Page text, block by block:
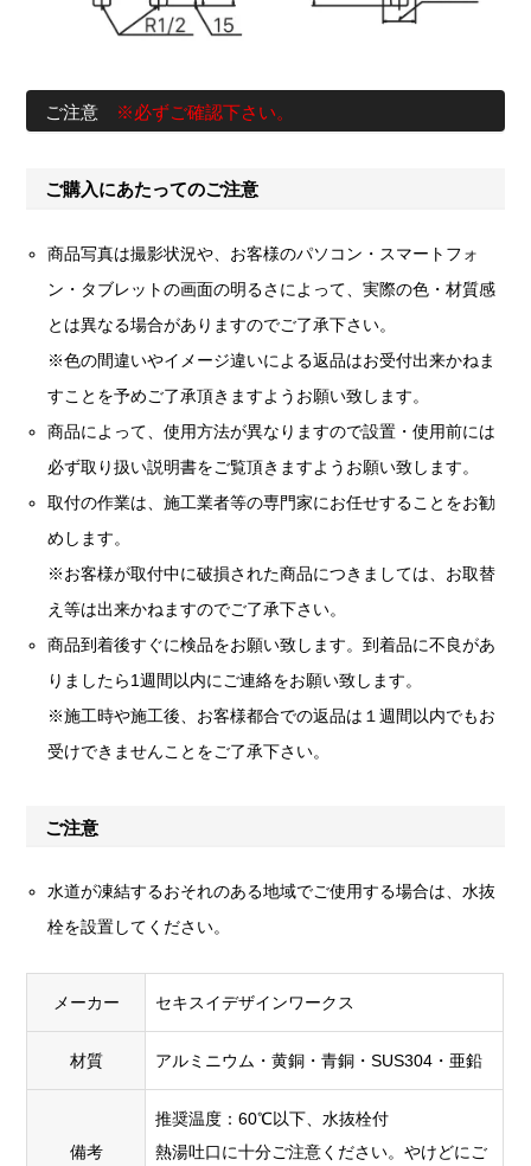
ご注意 ※必ずご確認下さい。
ご購入にあたってのご注意
商品写真は撮影状況や、お客様のパソコン・スマートフォ
ン・タブレットの画面の明るさによって、実際の色・材質感
とは異なる場合がありますのでご了承下さい。
※色の間違いやイメージ違いによる返品はお受付出来かねま
すことを予めご了承頂きますようお願い致します。
商品によって、使用方法が異なりますので設置・使用前には
必ず取り扱い説明書をご覧頂きますようお願い致します。
取付の作業は、施工業者等の専門家にお任せすることをお勧
めします。
※お客様が取付中に破損された商品につきましては、お取替
え等は出来かねますのでご了承下さい。
商品到着後すぐに検品をお願い致します。到着品に不良があ
りましたら1週間以内にご連絡をお願い致します。
※施工時や施工後、お客様都合での返品は１週間以内でもお
受けできませんことをご了承下さい。
ご注意
水道が凍結するおそれのある地域でご使用する場合は、水抜
栓を設置してください。
メーカー セキスイデザインワークス
材質 アルミニウム・黄銅・青銅・SUS304・亜鉛
備考
推奨温度：60℃以下、水抜栓付
熱湯吐口に十分ご注意ください。やけどにご